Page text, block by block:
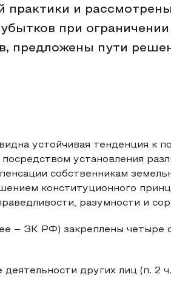
практики и
при ограничении
предложены пути
устойчивая тенденция к
установления
собственникам
конституционного
разумности и
– ЗК РФ) закреплены четыре
других лиц (п. 2 ч.